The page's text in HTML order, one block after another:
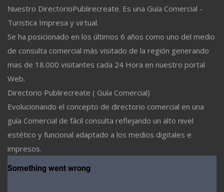
Nuestro DirectorioPublirecreate. Es una Guía Comercial -
Turistica Impresa y virtual.
Se ha posicionado en los últimos 6 años como uno del medio
de consulta comercial más visitado de la región generando
mas de 18.000 visitantes cada 24 Hora en nuestro portal
Web.
Directorio Publirecreate ( Guía Comercial)
Evolucionando el concepto de directorio comercial en una
guía Comercial de fácil consulta reflejando un alto nivel
estético y funcional adaptado a los medios digitales e
impresos.